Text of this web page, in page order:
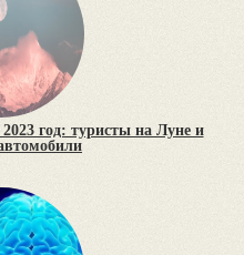
год: туристы на Луне и